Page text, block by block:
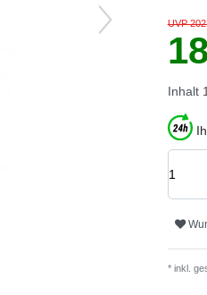
UVP
Inhalt
* inkl.